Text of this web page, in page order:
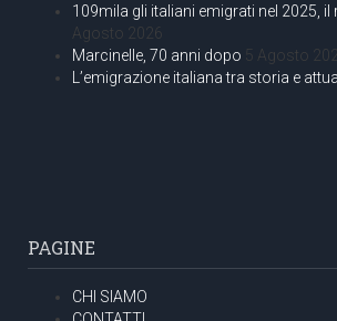
109mila gli italiani emigrati nel 2025, il
Agosto 2026
Marcinelle, 70 anni dopo 5 Agosto
L’emigrazione italiana tra storia e
PAGINE
CHI SIAMO